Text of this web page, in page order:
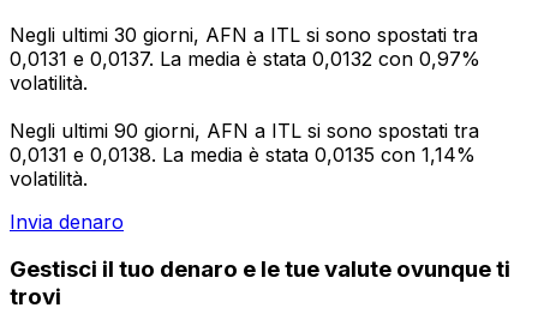
Negli ultimi 30 giorni, AFN a ITL si sono spostati tra
0,0131 e 0,0137. La media è stata 0,0132 con 0,97%
volatilità.
Negli ultimi 90 giorni, AFN a ITL si sono spostati tra
0,0131 e 0,0138. La media è stata 0,0135 con 1,14%
volatilità.
Invia denaro
Gestisci il tuo denaro e le tue valute ovunque ti
trovi